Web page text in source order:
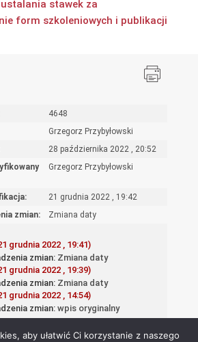
ustalania stawek za
form szkoleniowych i publikacji
4648
Grzegorz Przybyłowski
28 października 2022 , 20:52
Grzegorz Przybyłowski
21 grudnia 2022 , 19:42
zmian:
Zmiana daty
grudnia 2022 , 19:41)
zmian: Zmiana daty
grudnia 2022 , 19:39)
zmian: Zmiana daty
grudnia 2022 , 14:54)
zmian: wpis oryginalny
aby ułatwić Ci korzystanie z naszego